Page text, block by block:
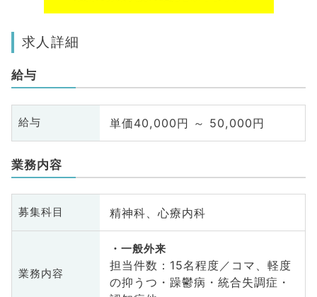
求人詳細
給与
給与 単価40,000円 ～ 50,000円
業務内容
募集科目 精神科、心療内科
業務内容
一般外来
担当件数：15名程度／コマ、軽度
の抑うつ・躁鬱病・統合失調症・